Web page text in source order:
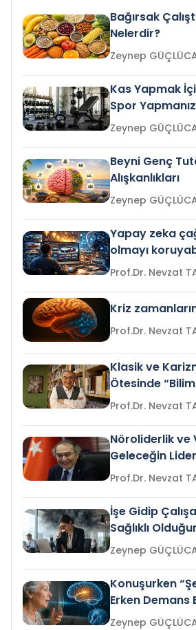
Bağırsak
Nelerdir?
Zeynep
Kas Yapmak
Spor
Zeynep
Beyni Genç
Alışkanlıkları
Zeynep
Yapay zeka
olmayı
Kriz
Klasik ve
Ötesinde
Nöroliderlik ve
Geleceğin
İşe Gidip
Sağlıklı
Gelir mi?Zeynep
Konuşurken
Erken Demans
mi?
Zeynep